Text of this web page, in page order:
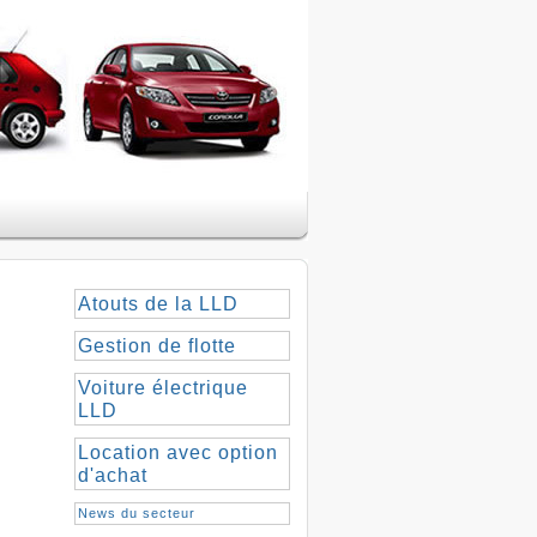
Atouts de la LLD
Gestion de flotte
Voiture électrique
LLD
Location avec option
d'achat
News du secteur